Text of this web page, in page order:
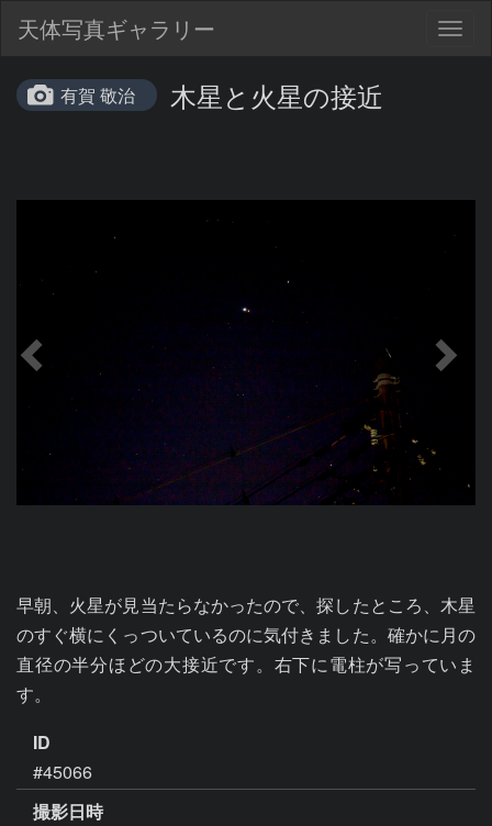
天体写真ギャラリー
有賀 敬治 木星と火星の接近
早朝、火星が見当たらなかったので、探したところ、木星
のすぐ横にくっついているのに気付きました。確かに月の
直径の半分ほどの大接近です。右下に電柱が写っていま
す。
ID
#45066
撮影日時